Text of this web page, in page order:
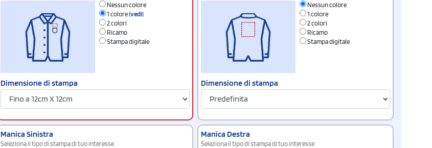
Nessun colore
1 colore(vedi)
2 colori
Ricamo
Stampa digitale
Dimensione di stampa
Nessun colore
1 colore
2 colori
Ricamo
Stampa digitale
Dimensione di stampa
Manica Sinistra
Seleziona il tipo di stampa di tuo interesse
Manica Destra
Seleziona il tipo di stampa di tuo interesse